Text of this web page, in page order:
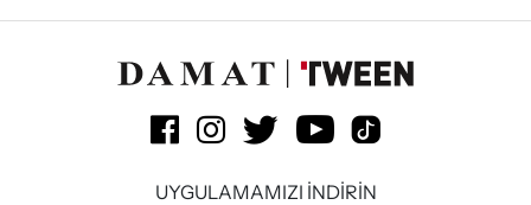
UYGULAMAMIZI İNDİRİN